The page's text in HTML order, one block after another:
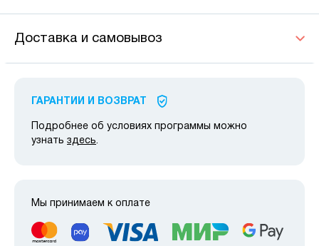
Доставка и самовывоз
ГАРАНТИИ И ВОЗВРАТ
Подробнее об условиях программы можно
узнать здесь.
Мы принимаем к оплате